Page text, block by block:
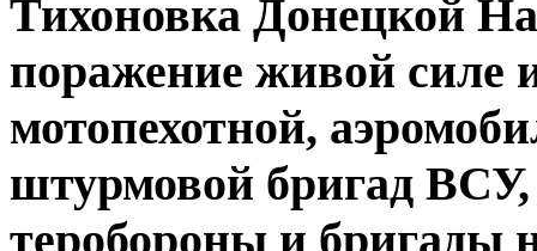
Тихоновка Донецкой
поражение живой силе
мотопехотной,
штурмовой бригад
теробороны и бригады